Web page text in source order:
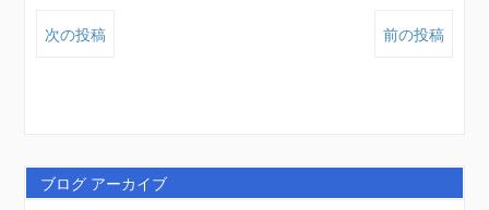
次の投稿 前の投稿
ブログ アーカイブ